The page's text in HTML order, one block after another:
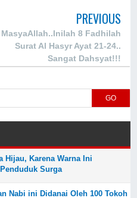
PREVIOUS
MasyaAllah..Inilah 8 Fadhilah
Surat Al Hasyr Ayat 21-24..
Sangat Dahsyat!!!
GO
Hijau, Karena Warna Ini
Surga
Nabi ini Didanai Oleh 100 Tokoh